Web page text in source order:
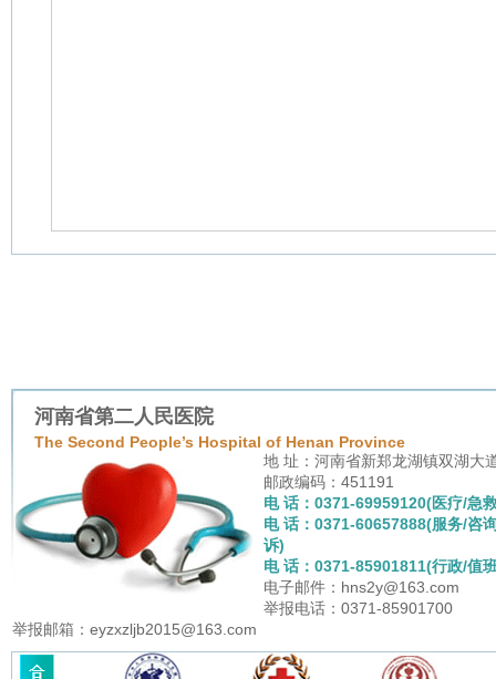
河南省第二人民医院
The Second People’s Hospital of Henan Province
地 址：河南省新郑龙湖镇双湖大
邮政编码：451191
电 话：0371-69959120(医疗/急
电 话：0371-60657888(服务/咨
诉)
电 话：0371-85901811(行政/值
电子邮件：hns2y@163.com
举报电话：0371-85901700
举报邮箱：eyzxzljb2015@163.com